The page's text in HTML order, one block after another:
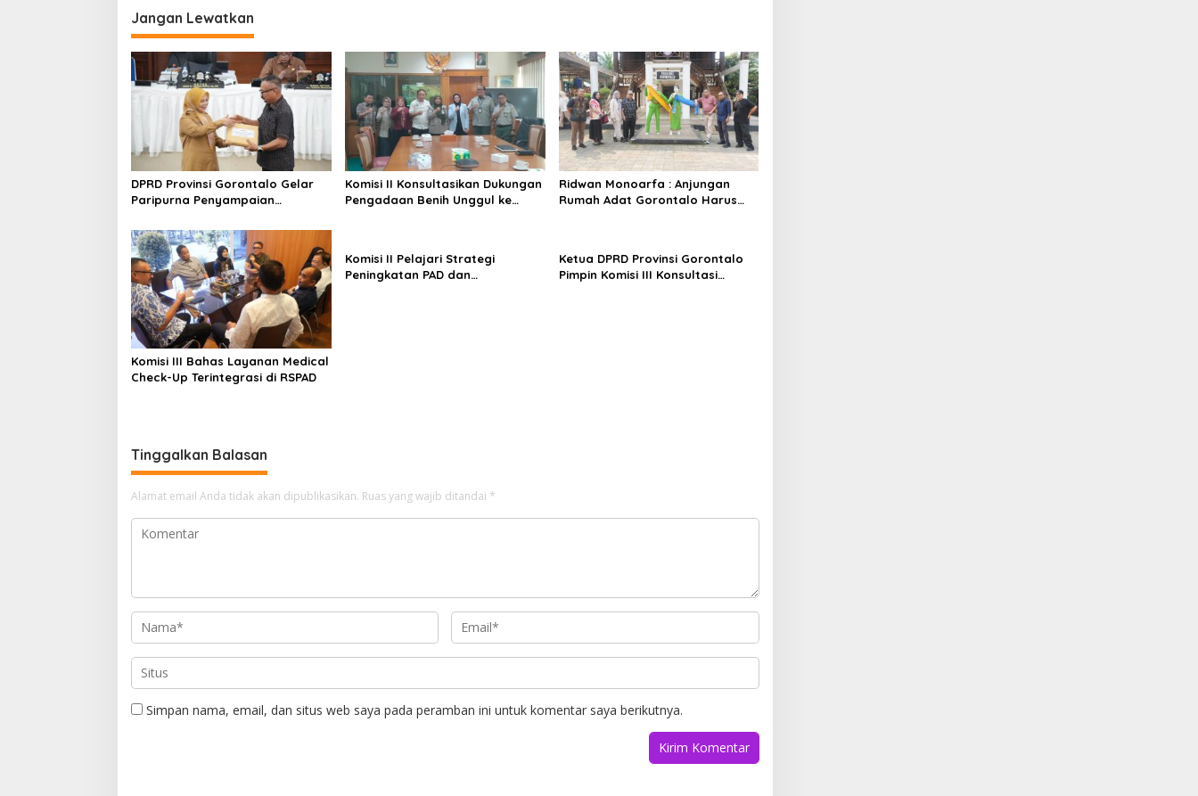
g
a
s
i
p
o
s
Jangan Lewatkan
DPRD Provinsi Gorontalo Gelar
Paripurna Penyampaian
APBD 2026
Komisi II Konsultasikan Dukungan
Pengadaan Benih Unggul ke
Ridwan Monoarfa : Anjungan
Rumah Adat Gorontalo Harus
Komisi III Bahas Layanan Medical
Check-Up Terintegrasi di RSPAD
Komisi II Pelajari Strategi
Peningkatan PAD dan
Ketua DPRD Provinsi Gorontalo
Pimpin Komisi III Konsultasi
Tinggalkan Balasan
Alamat email Anda tidak akan dipublikasikan. Ruas yang wajib ditandai *
Simpan nama, email, dan situs web saya pada peramban ini untuk komentar saya berikutnya.